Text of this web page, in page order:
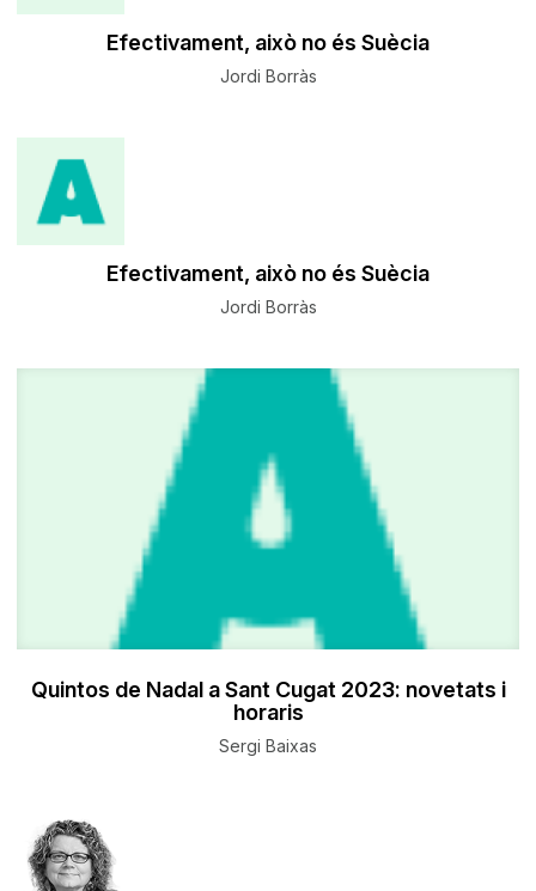
Efectivament, això no és Suècia
Jordi Borràs
Efectivament, això no és Suècia
Jordi Borràs
Quintos de Nadal a Sant Cugat 2023: novetats i
horaris
Sergi Baixas